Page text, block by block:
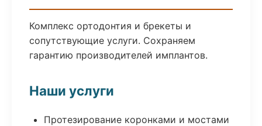
Комплекс ортодонтия и брекеты и
сопутствующие услуги. Сохраняем
гарантию производителей имплантов.
Наши услуги
Протезирование коронками и мостами